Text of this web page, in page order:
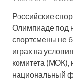
Российские
Олимпиаде под
спортсмены не
играх на
комитета (МОК),
национальный